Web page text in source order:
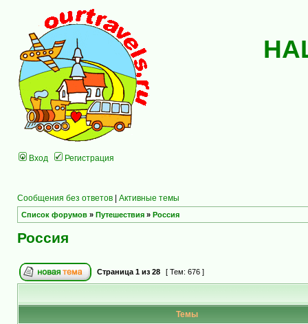
Вход Регистрация
Сообщения без ответов | Активные темы
Список форумов » Путешествия » Россия
Россия
Страница 1 из 28 [ Тем: 676 ]
Темы